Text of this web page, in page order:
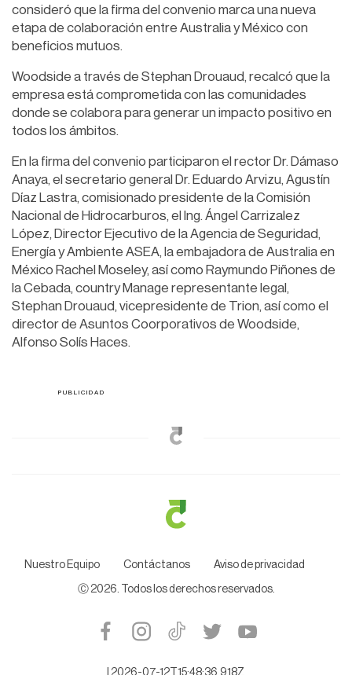
consideró que la firma del convenio marca una nueva
etapa de colaboración entre Australia y México con
beneficios mutuos.
Woodside a través de Stephan Drouaud, recalcó que la
empresa está comprometida con las comunidades
donde se colabora para generar un impacto positivo en
todos los ámbitos.
En la firma del convenio participaron el rector Dr. Dámaso
Anaya, el secretario general Dr. Eduardo Arvizu, Agustín
Díaz Lastra, comisionado presidente de la Comisión
Nacional de Hidrocarburos, el Ing. Ángel Carrizalez
López, Director Ejecutivo de la Agencia de Seguridad,
Energía y Ambiente ASEA, la embajadora de Australia en
México Rachel Moseley, así como Raymundo Piñones de
la Cebada, country Manage representante legal,
Stephan Drouaud, vicepresidente de Trion, así como el
director de Asuntos Coorporativos de Woodside,
Alfonso Solís Haces.
Nuestro Equipo Contáctanos Aviso de privacidad
Ⓒ 2026. Todos los derechos reservados.
2026-07-12T15:48:36.918Z